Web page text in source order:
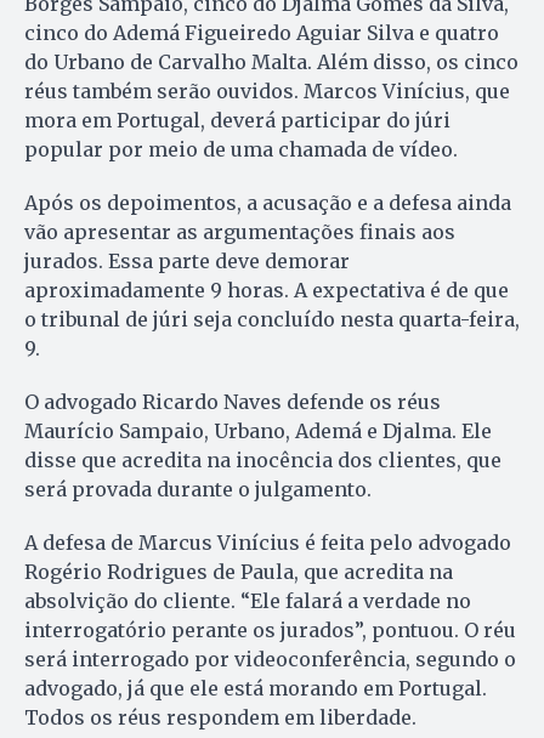
cinco do Ademá Figueiredo Aguiar Silva e quatro
do Urbano de Carvalho Malta. Além disso, os cinco
réus também serão ouvidos. Marcos Vinícius, que
mora em Portugal, deverá participar do júri
popular por meio de uma chamada de vídeo.
Após os depoimentos, a acusação e a defesa ainda
vão apresentar as argumentações finais aos
jurados. Essa parte deve demorar
aproximadamente 9 horas. A expectativa é de que
o tribunal de júri seja concluído nesta quarta-feira,
9.
O advogado Ricardo Naves defende os réus
Maurício Sampaio, Urbano, Ademá e Djalma. Ele
disse que acredita na inocência dos clientes, que
será provada durante o julgamento.
A defesa de Marcus Vinícius é feita pelo advogado
Rogério Rodrigues de Paula, que acredita na
absolvição do cliente. “Ele falará a verdade no
interrogatório perante os jurados”, pontuou. O réu
será interrogado por videoconferência, segundo o
advogado, já que ele está morando em Portugal.
Todos os réus respondem em liberdade.